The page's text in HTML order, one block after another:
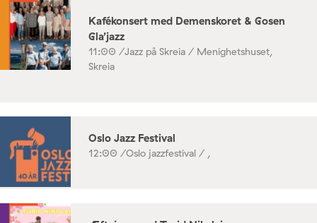
Kafékonsert med Demenskoret & Gosen
Gla’jazz
11:00 /Jazz på Skreia / Menighetshuset,
Skreia
Oslo Jazz Festival
12:00 /Oslo jazzfestival / ,